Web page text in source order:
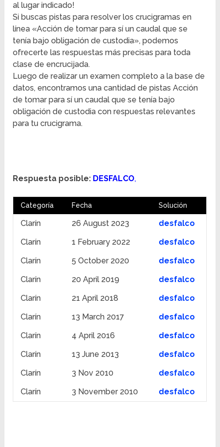
al lugar indicado!
Si buscas pistas para resolver los crucigramas en
línea «Acción de tomar para sí un caudal que se
tenía bajo obligación de custodia», podemos
ofrecerte las respuestas más precisas para toda
clase de encrucijada.
Luego de realizar un examen completo a la base de
datos, encontramos una cantidad de pistas Acción
de tomar para sí un caudal que se tenía bajo
obligación de custodia con respuestas relevantes
para tu crucigrama.
Respuesta posible: DESFALCO,
Categoría Fecha Solución
Clarín 26 August 2023
desfalco
Clarín
1 February 2022
desfalco
Clarín
5 October 2020
desfalco
Clarín
20 April 2019
desfalco
Clarín
21 April 2018
desfalco
Clarín
13 March 2017
desfalco
Clarín
4 April 2016
desfalco
Clarín
13 June 2013
desfalco
Clarín
3 Nov 2010
desfalco
Clarín
3 November 2010 desfalco